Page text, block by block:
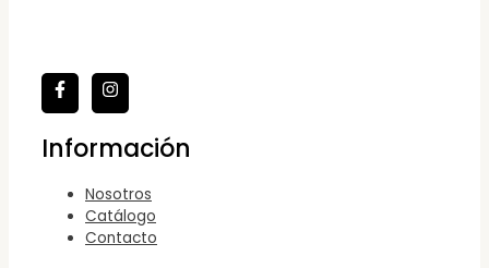
Información
Nosotros
Catálogo
Contacto